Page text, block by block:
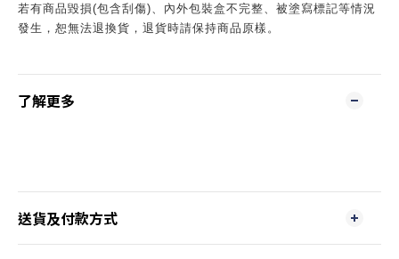
若有商品毀損(包含刮傷)、內外包裝盒不完整、被塗寫標記等情況
發生，恕無法退換貨，退貨時請保持商品原樣。
了解更多
送貨及付款方式